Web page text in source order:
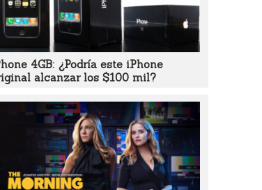
4GB: ¿Podría este iPhone
alcanzar los $100 mil?